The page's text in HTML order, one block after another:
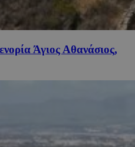
Άγιος Αθανάσιος,